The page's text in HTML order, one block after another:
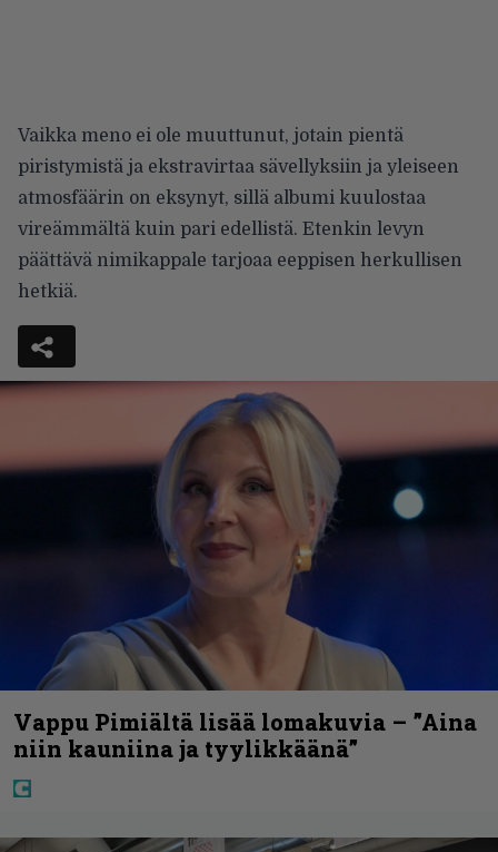
Vaikka meno ei ole muuttunut, jotain pientä
piristymistä ja ekstravirtaa sävellyksiin ja yleiseen
atmosfäärin on eksynyt, sillä albumi kuulostaa
vireämmältä kuin pari edellistä. Etenkin levyn
päättävä nimikappale tarjoaa eeppisen herkullisen
hetkiä.
Vappu Pimiältä lisää lomakuvia – ”Aina
niin kauniina ja tyylikkäänä”